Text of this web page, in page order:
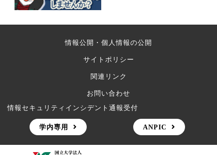
情報公開・個人情報の公開
サイトポリシー
関連リンク
お問い合わせ
情報セキュリティインシデント通報受付
学内専用 ANPIC